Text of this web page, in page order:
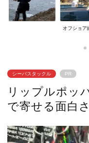
オフショア
シーバスタックル PR
リップルポッ
で寄せる面白さ